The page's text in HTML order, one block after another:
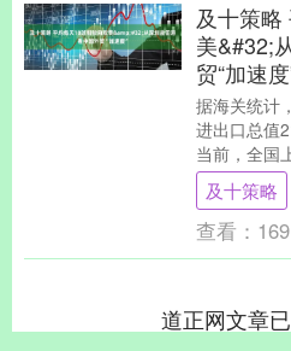
及十策略
美&#32;
贸“加速
据海关统计
进出口总值
当前，全国
构，在这样
版图....
及十策略
查看： 169
道正网文章